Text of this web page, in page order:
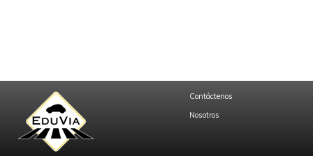
Contáctenos
Nosotros